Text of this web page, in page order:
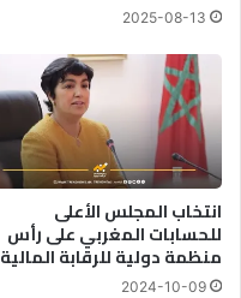
2025-08-13
انتخاب المجلس الأعلى
للحسابات المغربي على رأس
منظمة دولية للرقابة المالية
2024-10-09